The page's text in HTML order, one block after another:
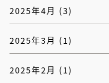
2025年4月 (3)
2025年3月 (1)
2025年2月 (1)